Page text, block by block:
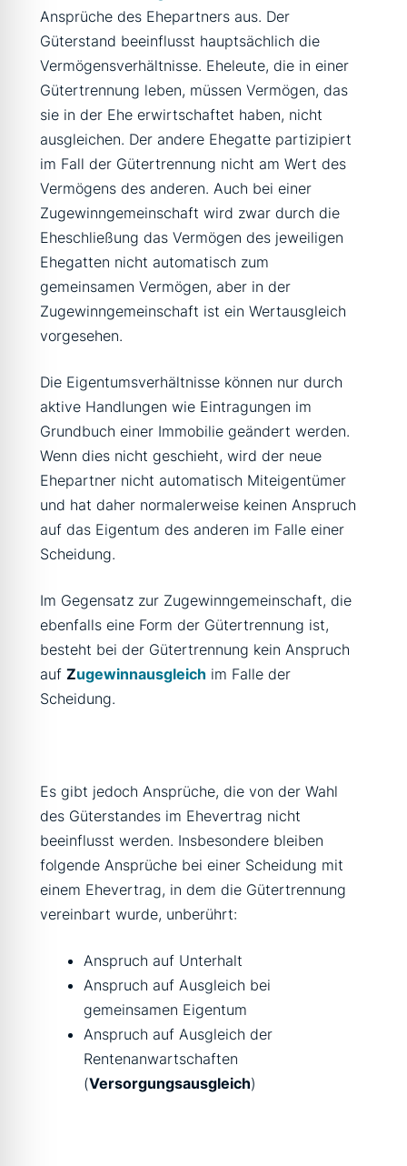
Ansprüche des Ehepartners aus. Der
Güterstand beeinflusst hauptsächlich die
Vermögensverhältnisse. Eheleute, die in einer
Gütertrennung leben, müssen Vermögen, das
sie in der Ehe erwirtschaftet haben, nicht
ausgleichen. Der andere Ehegatte partizipiert
im Fall der Gütertrennung nicht am Wert des
Vermögens des anderen. Auch bei einer
Zugewinngemeinschaft wird zwar durch die
Eheschließung das Vermögen des jeweiligen
Ehegatten nicht automatisch zum
gemeinsamen Vermögen, aber in der
Zugewinngemeinschaft ist ein Wertausgleich
vorgesehen.
Die Eigentumsverhältnisse können nur durch
aktive Handlungen wie Eintragungen im
Grundbuch einer Immobilie geändert werden.
Wenn dies nicht geschieht, wird der neue
Ehepartner nicht automatisch Miteigentümer
und hat daher normalerweise keinen Anspruch
auf das Eigentum des anderen im Falle einer
Scheidung.
Im Gegensatz zur Zugewinngemeinschaft, die
ebenfalls eine Form der Gütertrennung ist,
besteht bei der Gütertrennung kein Anspruch
aufZugewinnausgleich im Falle der
Scheidung.
Es gibt jedoch Ansprüche, die von der Wahl
des Güterstandes im Ehevertrag nicht
beeinflusst werden. Insbesondere bleiben
folgende Ansprüche bei einer Scheidung mit
einem Ehevertrag, in dem die Gütertrennung
vereinbart wurde, unberührt:
Anspruch auf Unterhalt
Anspruch auf Ausgleich bei
gemeinsamen Eigentum
Anspruch auf Ausgleich der
Rentenanwartschaften
(Versorgungsausgleich)